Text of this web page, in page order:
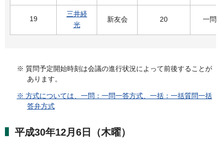
19
三井経
光
新友会 20 一問
※ 質問予定開始時刻は会議の進行状況によって前後することが
あります。
※ 方式については、一問：一問一答方式、一括：一括質問一括
答弁方式
平成30年12月6日（木曜）